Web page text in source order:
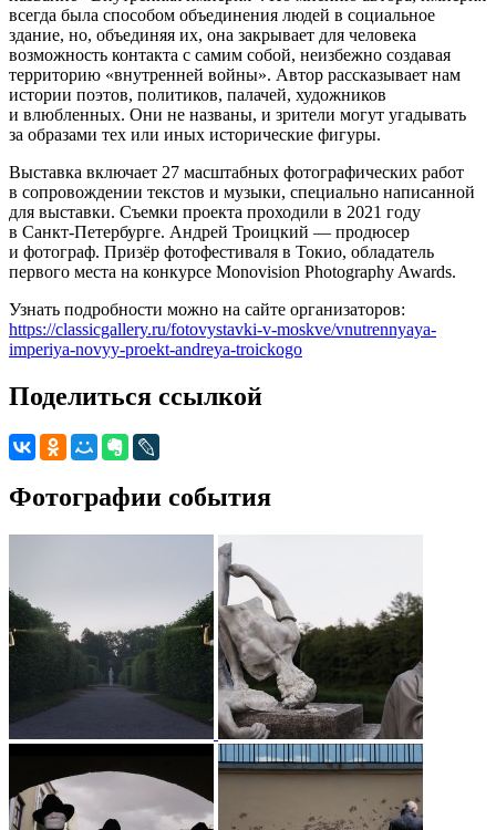
всегда была способом объединения людей в социальное
здание, но, объединяя их, она закрывает для человека
возможность контакта с самим собой, неизбежно создавая
территорию «внутренней войны». Автор рассказывает нам
истории поэтов, политиков, палачей, художников
и влюбленных. Они не названы, и зрители могут угадывать
за образами тех или иных исторические фигуры.
Выставка включает 27 масштабных фотографических работ
в сопровождении текстов и музыки, специально написанной
для выставки. Съемки проекта проходили в 2021 году
в Санкт-Петербурге. Андрей Троицкий — продюсер
и фотограф. Призёр фотофестиваля в Токио, обладатель
первого места на конкурсе Monovision Photography Awards.
Узнать подробности можно на сайте организаторов:
https://classicgallery.ru/fotovystavki-v-moskve/vnutrennyaya-
imperiya-novyy-proekt-andreya-troickogo
Поделиться ссылкой
Фотографии события